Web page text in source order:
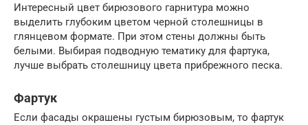
Интересный цвет бирюзового гарнитура можно
выделить глубоким цветом черной столешницы в
глянцевом формате. При этом стены должны быть
белыми. Выбирая подводную тематику для фартука,
лучше выбрать столешницу цвета прибрежного песка.
Фартук
Если фасады окрашены густым бирюзовым, то фартук